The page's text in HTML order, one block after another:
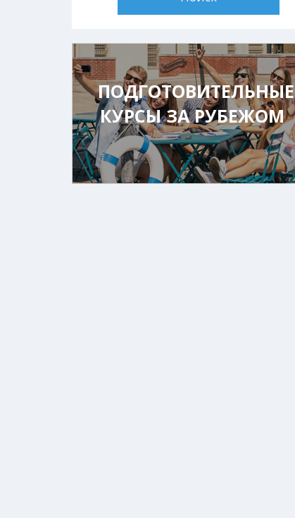
Стипендии вузов
ПОДГОТОВИТЕЛЬНЫЕ
КУРСЫ ЗА РУБЕЖОМ